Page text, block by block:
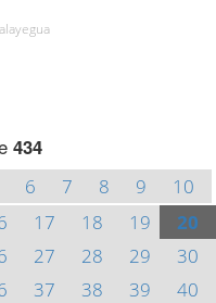
434
6 7 8 9
10
17 18 19
20
27 28 29
30
37 38 39
40